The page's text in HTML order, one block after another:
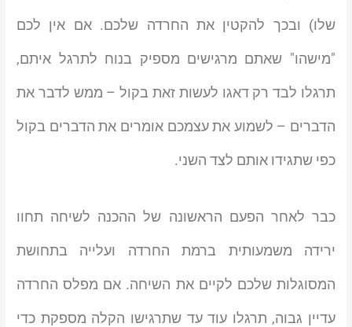
שלו) ובכך להקטין את החרדה שלכם. אם אין לכם
"מישהו" שאתם מרגישים מספיק בנוח לתרגל איתם,
תרגלו לבד רק דאגו לעשות זאת בקול – ממש לדבר את
הדברים – לשמוע את עצמכם אומרים את הדברים בקול
כפי שתגידו אותם לצד השני.
כבר לאחר הפעם הראשונה של ההכנה לשיחה תחוו
ירידה משמעותית ברמת החרדה ועלייה בתחושת
המסוגלות שלכם לקיים את השיחה. אם מפלס החרדה
עדיין גבוה, תרגלו עוד עד שתרגישו הקלה מספקת כדי